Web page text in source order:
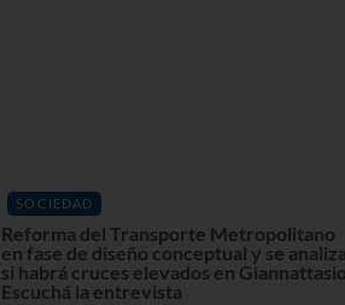
SOCIEDAD
Reforma del Transporte Metropolitano
en fase de diseño conceptual y se analiza
si habrá cruces elevados en
Escuchá la entrevista